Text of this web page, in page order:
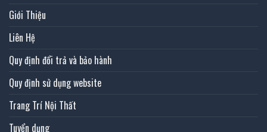
Giới Thiệu
Liên Hệ
Quy định đổi trả và bảo hành
Quy định sử dụng website
Trang Trí Nội Thất
Tuyển dụng